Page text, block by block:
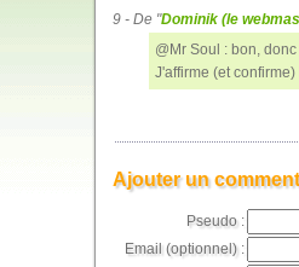
9 - De "Dominik (le
@Mr Soul : bon,
J'affirme (et
Ajouter un
Pseudo :
Email (optionnel) :